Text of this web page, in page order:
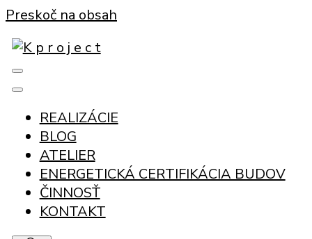
Preskoč na obsah
K p r o j e c t
certifikácia budov
REALIZÁCIE
BLOG
ATELIER
ENERGETICKÁ CERTIFIKÁCIA BUDOV
ČINNOSŤ
KONTAKT